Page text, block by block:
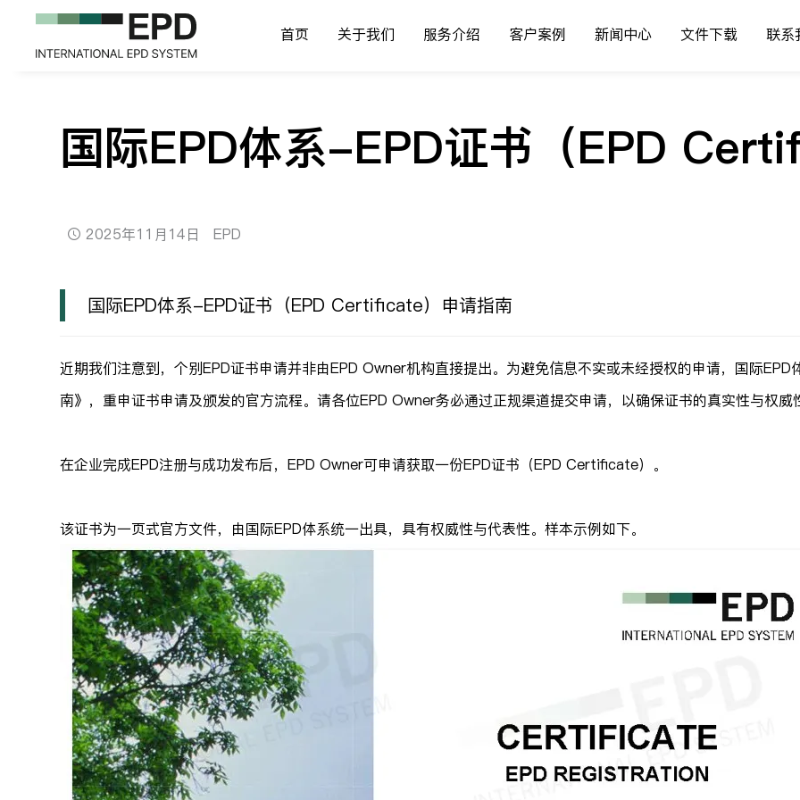
首页 关于我们 服务介绍 客户案例 新闻中心 文件下载 联系
国际EPD体系-EPD证书（EPD
2025年11月14日 EPD
国际EPD体系-EPD证书（EPD Certificate）申请指南
近期我们注意到，个别EPD证书申请并非由EPD Owner机构直接提出。为避免信息不实或未经授权的申请，国际
南》，重申证书申请及颁发的官方流程。请各位EPD Owner务必通过正规渠道提交申请，以确保证书的真实性与权威
在企业完成EPD注册与成功发布后，EPD Owner可申请获取一份EPD证书（EPD Certificate）。
该证书为一页式官方文件，由国际EPD体系统一出具，具有权威性与代表性。样本示例如下。